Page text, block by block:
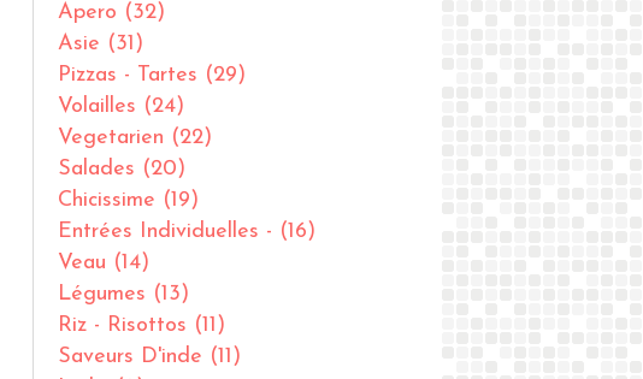
Apero (32)
Asie (31)
Pizzas - Tartes (29)
Volailles (24)
Vegetarien (22)
Salades (20)
Chicissime (19)
Entrées Individuelles - (16)
Veau (14)
Légumes (13)
Riz - Risottos (11)
Saveurs D'inde (11)